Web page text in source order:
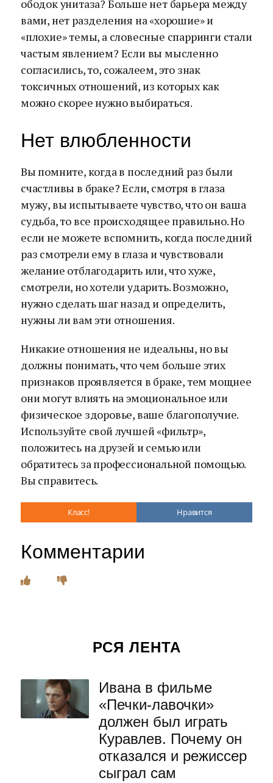
ободок унитаза? Больше нет барьера между
вами, нет разделения на «хорошие» и
«плохие» темы, а словесные спарринги стали
частым явлением? Если вы мысленно
согласились, то, сожалеем, это знак
токсичных отношений, из которых как
можно скорее нужно выбираться.
Нет влюбленности
Вы помните, когда в последний раз были
счастливы в браке? Если, смотря в глаза
мужу, вы испытываете чувство, что он ваша
судьба, то все происходящее правильно. Но
если не можете вспомнить, когда последний
раз смотрели ему в глаза и чувствовали
желание отблагодарить или, что хуже,
смотрели, но хотели ударить. Возможно,
нужно сделать шаг назад и определить,
нужны ли вам эти отношения.
Никакие отношения не идеальны, но вы
должны понимать, что чем больше этих
признаков проявляется в браке, тем мощнее
они могут влиять на эмоциональное или
физическое здоровье, ваше благополучие.
Используйте свой лучшей «фильтр»,
положитесь на друзей и семью или
обратитесь за профессиональной помощью.
Вы справитесь.
Класс! Нравится
Комментарии
РСЯ ЛЕНТА
Ивана в фильме
«Печки-лавочки»
должен был играть
Куравлев. Почему он
отказался и режиссер
сыграл сам